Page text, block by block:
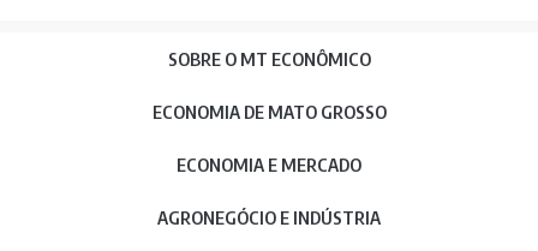
SOBRE O MT ECONÔMICO
ECONOMIA DE MATO GROSSO
ECONOMIA E MERCADO
AGRONEGÓCIO E INDÚSTRIA